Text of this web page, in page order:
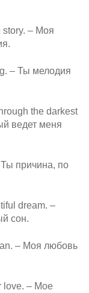
story. – Моя
– Ты мелодия
the darkest
ведет меня
причина, по
dream. –
сон.
– Моя любовь
love. – Мое